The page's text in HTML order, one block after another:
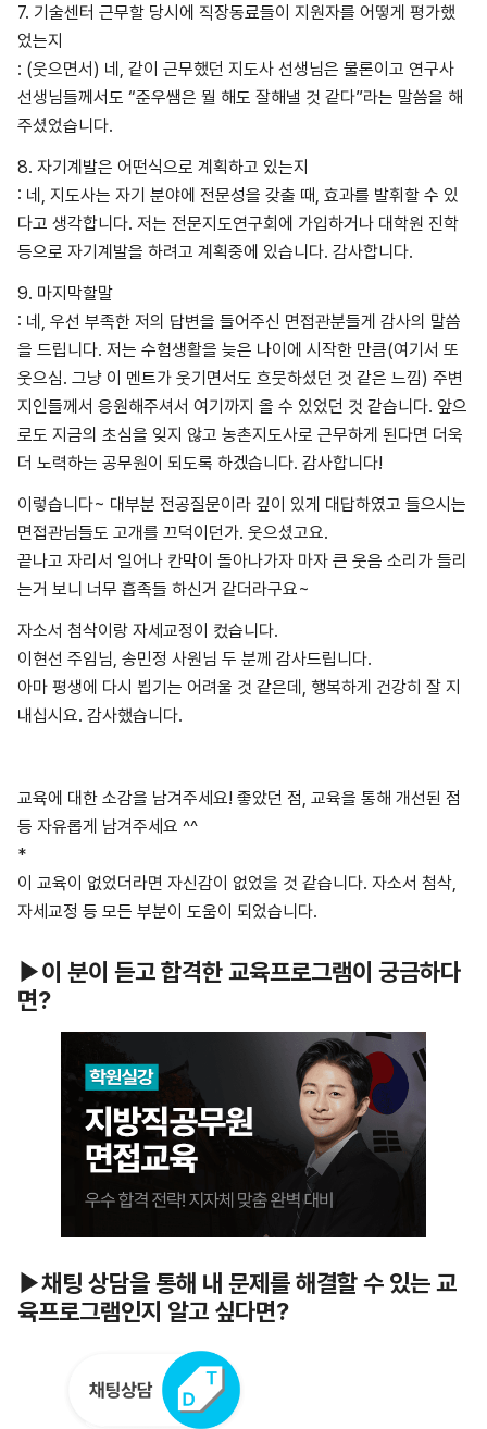
7. 기술센터 근무할 당시에 직장동료들이 지원자를 어떻게 평가했
었는지
: (웃으면서) 네, 같이 근무했던 지도사 선생님은 물론이고 연구사
선생님들께서도 “준우쌤은 뭘 해도 잘해낼 것 같다”라는 말씀을 해
주셨었습니다.
8. 자기계발은 어떤식으로 계획하고 있는지
: 네, 지도사는 자기 분야에 전문성을 갖출 때, 효과를 발휘할 수 있
다고 생각합니다. 저는 전문지도연구회에 가입하거나 대학원 진학
등으로 자기계발을 하려고 계획중에 있습니다. 감사합니다.
9. 마지막할말
: 네, 우선 부족한 저의 답변을 들어주신 면접관분들게 감사의 말씀
을 드립니다. 저는 수험생활을 늦은 나이에 시작한 만큼(여기서 또
웃으심. 그냥 이 멘트가 웃기면서도 흐뭇하셨던 것 같은 느낌) 주변
지인들께서 응원해주셔서 여기까지 올 수 있었던 것 같습니다. 앞으
로도 지금의 초심을 잊지 않고 농촌지도사로 근무하게 된다면 더욱
더 노력하는 공무원이 되도록 하겠습니다. 감사합니다!
이렇습니다~ 대부분 전공질문이라 깊이 있게 대답하였고 들으시는
면접관님들도 고개를 끄덕이던가. 웃으셨고요.
끝나고 자리서 일어나 칸막이 돌아나가자 마자 큰 웃음 소리가 들리
는거 보니 너무 흡족들 하신거 같더라구요~
자소서 첨삭이랑 자세교정이 컸습니다.
이현선 주임님, 송민정 사원님 두 분께 감사드립니다.
아마 평생에 다시 뵙기는 어려울 것 같은데, 행복하게 건강히 잘 지
내십시요. 감사했습니다.
교육에 대한 소감을 남겨주세요! 좋았던 점, 교육을 통해 개선된 점
등 자유롭게 남겨주세요 ^^
*
이 교육이 없었더라면 자신감이 없었을 것 같습니다. 자소서 첨삭,
자세교정 등 모든 부분이 도움이 되었습니다.
▶이 분이 듣고 합격한 교육프로그램이 궁금하다
면?
▶채팅 상담을 통해 내 문제를 해결할 수 있는 교
육프로그램인지 알고 싶다면?